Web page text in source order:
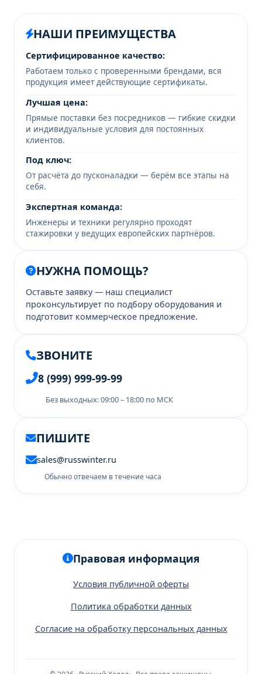
НАШИ ПРЕИМУЩЕСТВА
Сертифицированное качество:
Работаем только с проверенными брендами, вся
продукция имеет действующие сертификаты.
Лучшая цена:
Прямые поставки без посредников — гибкие скидки
и индивидуальные условия для постоянных
клиентов.
Под ключ:
От расчёта до пусконаладки — берём все этапы на
себя.
Экспертная команда:
Инженеры и техники регулярно проходят
стажировки у ведущих европейских партнёров.
НУЖНА ПОМОЩЬ?
Оставьте заявку — наш специалист
проконсультирует по подбору оборудования и
подготовит коммерческое предложение.
ЗВОНИТЕ
8 (999) 999-99-99
Без выходных: 09:00 – 18:00 по МСК
ПИШИТЕ
sales@russwinter.ru
Обычно отвечаем в течение часа
Правовая информация
Условия публичной оферты
Политика обработки данных
Согласие на обработку персональных данных